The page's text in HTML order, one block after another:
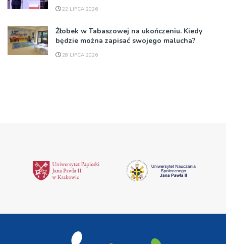
22 LIPCA 2026
Żłobek w Tabaszowej na ukończeniu. Kiedy
będzie można zapisać swojego malucha?
28 LIPCA 2026